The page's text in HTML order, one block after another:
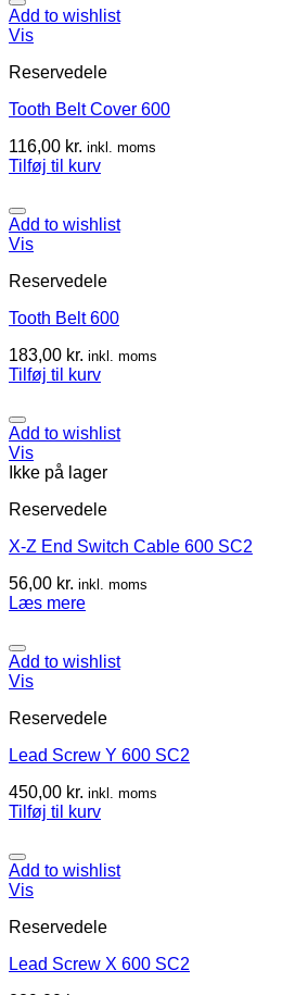
Add to wishlist
Vis
Reservedele
Tooth Belt Cover 600
116,00 kr. inkl. moms
Tilføj til kurv
Add to wishlist
Vis
Reservedele
Tooth Belt 600
183,00 kr. inkl. moms
Tilføj til kurv
Add to wishlist
Vis
Ikke på lager
Reservedele
X-Z End Switch Cable 600 SC2
56,00 kr. inkl. moms
Læs mere
Add to wishlist
Vis
Reservedele
Lead Screw Y 600 SC2
450,00 kr. inkl. moms
Tilføj til kurv
Add to wishlist
Vis
Reservedele
Lead Screw X 600 SC2